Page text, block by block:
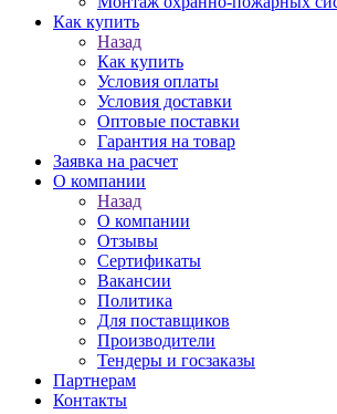
Как купить
Назад
Как купить
Условия оплаты
Условия доставки
Оптовые поставки
Гарантия на товар
Заявка на расчет
О компании
Назад
О компании
Отзывы
Сертификаты
Вакансии
Политика
Для поставщиков
Производители
Тендеры и госзаказы
Партнерам
Контакты